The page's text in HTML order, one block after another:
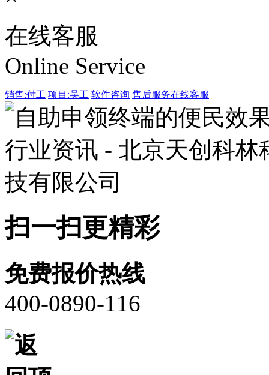
在线客服
Online Service
销售:付工 项目:吴工 软件咨询 售后服务在线客服
扫一扫更精彩
免费报价热线
400-0890-116